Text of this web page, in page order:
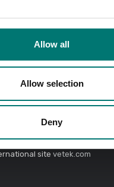
Allow all
Allow selection
Deny
med e-post tillinfo@vetek.se
16 vardagar
site vetek.com